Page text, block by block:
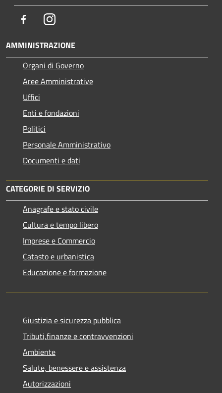
FacebookInstagram
AMMINISTRAZIONE
Organi di Governo
Aree Amministrative
Uffici
Enti e fondazioni
Politici
Personale Amministrativo
Documenti e dati
CATEGORIE DI SERVIZIO
Anagrafe e stato civile
Cultura e tempo libero
Imprese e Commercio
Catasto e urbanistica
Educazione e formazione
Giustizia e sicurezza pubblica
Tributi,finanze e contravvenzioni
Ambiente
Salute, benessere e assistenza
Autorizzazioni